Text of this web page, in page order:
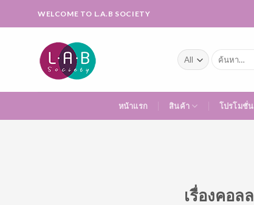
WELCOME TO L.A.B SOCIETY
ค้นหา:
หน้าแรก สินค้า โปรโมชั่น
เรื่องคอล